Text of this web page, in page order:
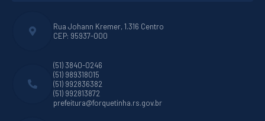
Rua Johann Kremer, 1.316 Centro
CEP: 95937-000
(51) 3840-0246
(51) 989318015
(51) 992836382
(51) 992813872
prefeitura@forquetinha.rs.gov.br